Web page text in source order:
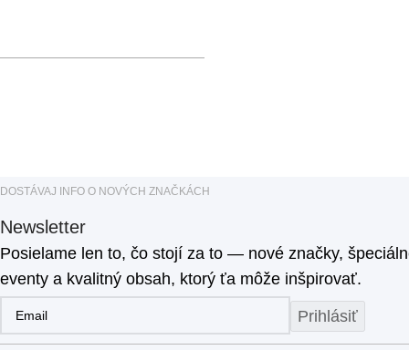
DOSTÁVAJ INFO O NOVÝCH ZNAČKÁCH
Newsletter
Posielame len to, čo stojí za to — nové značky,
eventy a kvalitný obsah, ktorý ťa môže inšpirovať.
Prihlásiť